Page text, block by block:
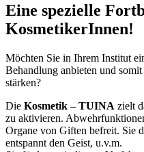
Eine spezielle
KosmetikerInnen!
Möchten Sie in Ihrem Institut
Behandlung anbieten und
stärken?
Die Kosmetik – TUINA zielt
zu aktivieren.
Organe von Giften befreit. Sie
entspannt den Geist, u.v.m.